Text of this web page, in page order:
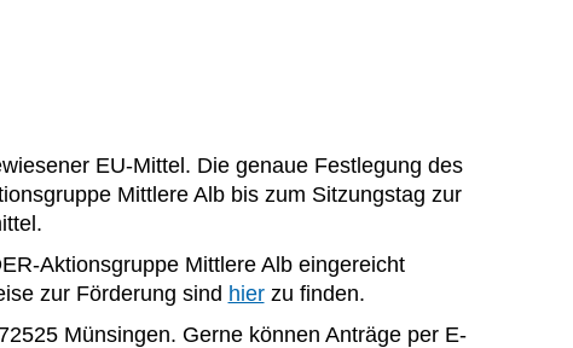
EU-Mittel. Die genaue Festlegung des
Mittlere Alb bis zum Sitzungstag zur
Aktionsgruppe Mittlere Alb eingereicht
zur Förderung sind hierzu finden.
Münsingen. Gerne können Anträge per E-